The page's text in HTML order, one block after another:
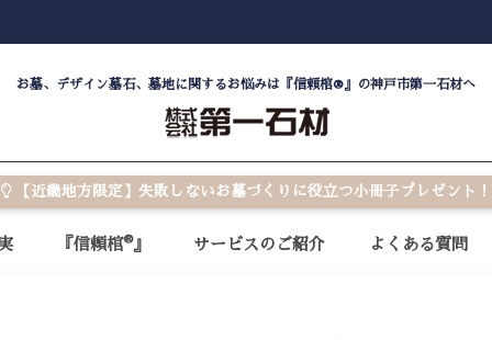
お墓、デザイン墓石、墓地に関するお悩みは『信頼棺®』の神戸市第一石材へ
【近畿地方限定】失敗しないお墓づくりに役立つ小冊子プレゼント！
『信頼棺®』 サービスのご紹介 よくある質問